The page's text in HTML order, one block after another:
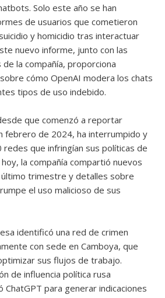
Solo este año se han
de usuarios que cometieron
y homicidio tras interactuar
nuevo informe, junto con las
la compañía, proporciona
cómo OpenAI modera los chats
tipos de uso indebido.
que comenzó a reportar
febrero de 2024, ha interrumpido y
que infringían sus políticas de
la compañía compartió nuevos
trimestre y detalles sobre
el uso malicioso de sus
identificó una red de crimen
con sede en Camboya, que
sus flujos de trabajo.
de influencia política rusa
para generar indicaciones